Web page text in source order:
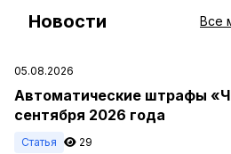
Новости Все
05.08.2026
Автоматические штрафы
сентября 2026 года
Статья 29